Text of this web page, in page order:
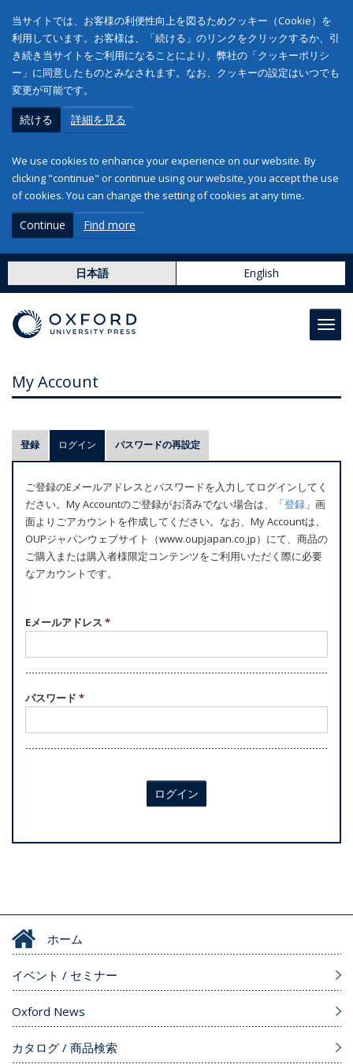
当サイトでは、お客様の利便性向上を図るためクッキー（Cookie）を
利用しています。お客様は、「続ける」のリンクをクリックするか、引
き続き当サイトをご利用になることにより、弊社の「クッキーポリシ
ー」に同意したものとみなされます。なお、クッキーの設定はいつでも
変更が可能です。
続ける 詳細を見る
We use cookies to enhance your experience on our website. By
clicking "continue" or continue using our website, you accept the use
of cookies. You can change the setting of cookies at any time.
Continue Find more
日本語 English
My Account
プ
ラ
マ
リ
ー
タ
ブ
登録 ログイン (アクティブなタブ)
パスワードの再設定
ご登録のEメールアドレスとパスワードを入力してログインしてく
ださい。My Accountのご登録がお済みでない場合は、「登録 」画
面よりごアカウントを作成してください。なお、My Accountは、
OUPジャパンウェブサイト（www.oupjapan.co.jp）にて、商品の
ご購入または購入者様限定コンテンツをご利用いただく際に必要
なアカウントです。
Eメールアドレス *
パスワード *
ログイン
ホーム
イベント / セミナー
Oxford News
カタログ / 商品検索